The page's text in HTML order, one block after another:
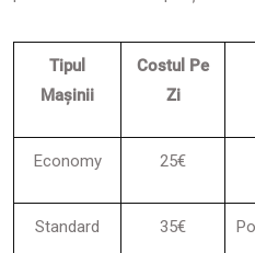
Tipul
Mașinii
Costul Pe
Zi
Economy 25€
Standard 35€